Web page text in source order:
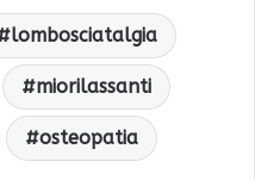
lombosciatalgia
miorilassanti
osteopatia